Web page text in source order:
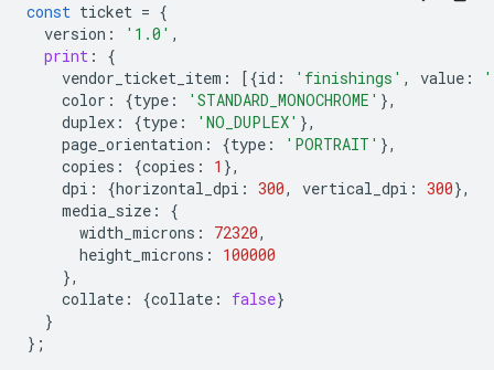
const ticket = {
version : '1.0' ,
print :
{
vendor_ticket_item : [{id : 'finishings' , value :
color : {type : 'STANDARD_MONOCHROME' },
duplex : {type : 'NO_DUPLEX' },
page_orientation : {type : 'PORTRAIT' },
copies : {copies : 1 },
dpi : {horizontal_dpi : 300, vertical_dpi : 300},
media_size :
{
width_microns : 72320,
height_microns :
100000
},
collate : {collate : false}
}
};